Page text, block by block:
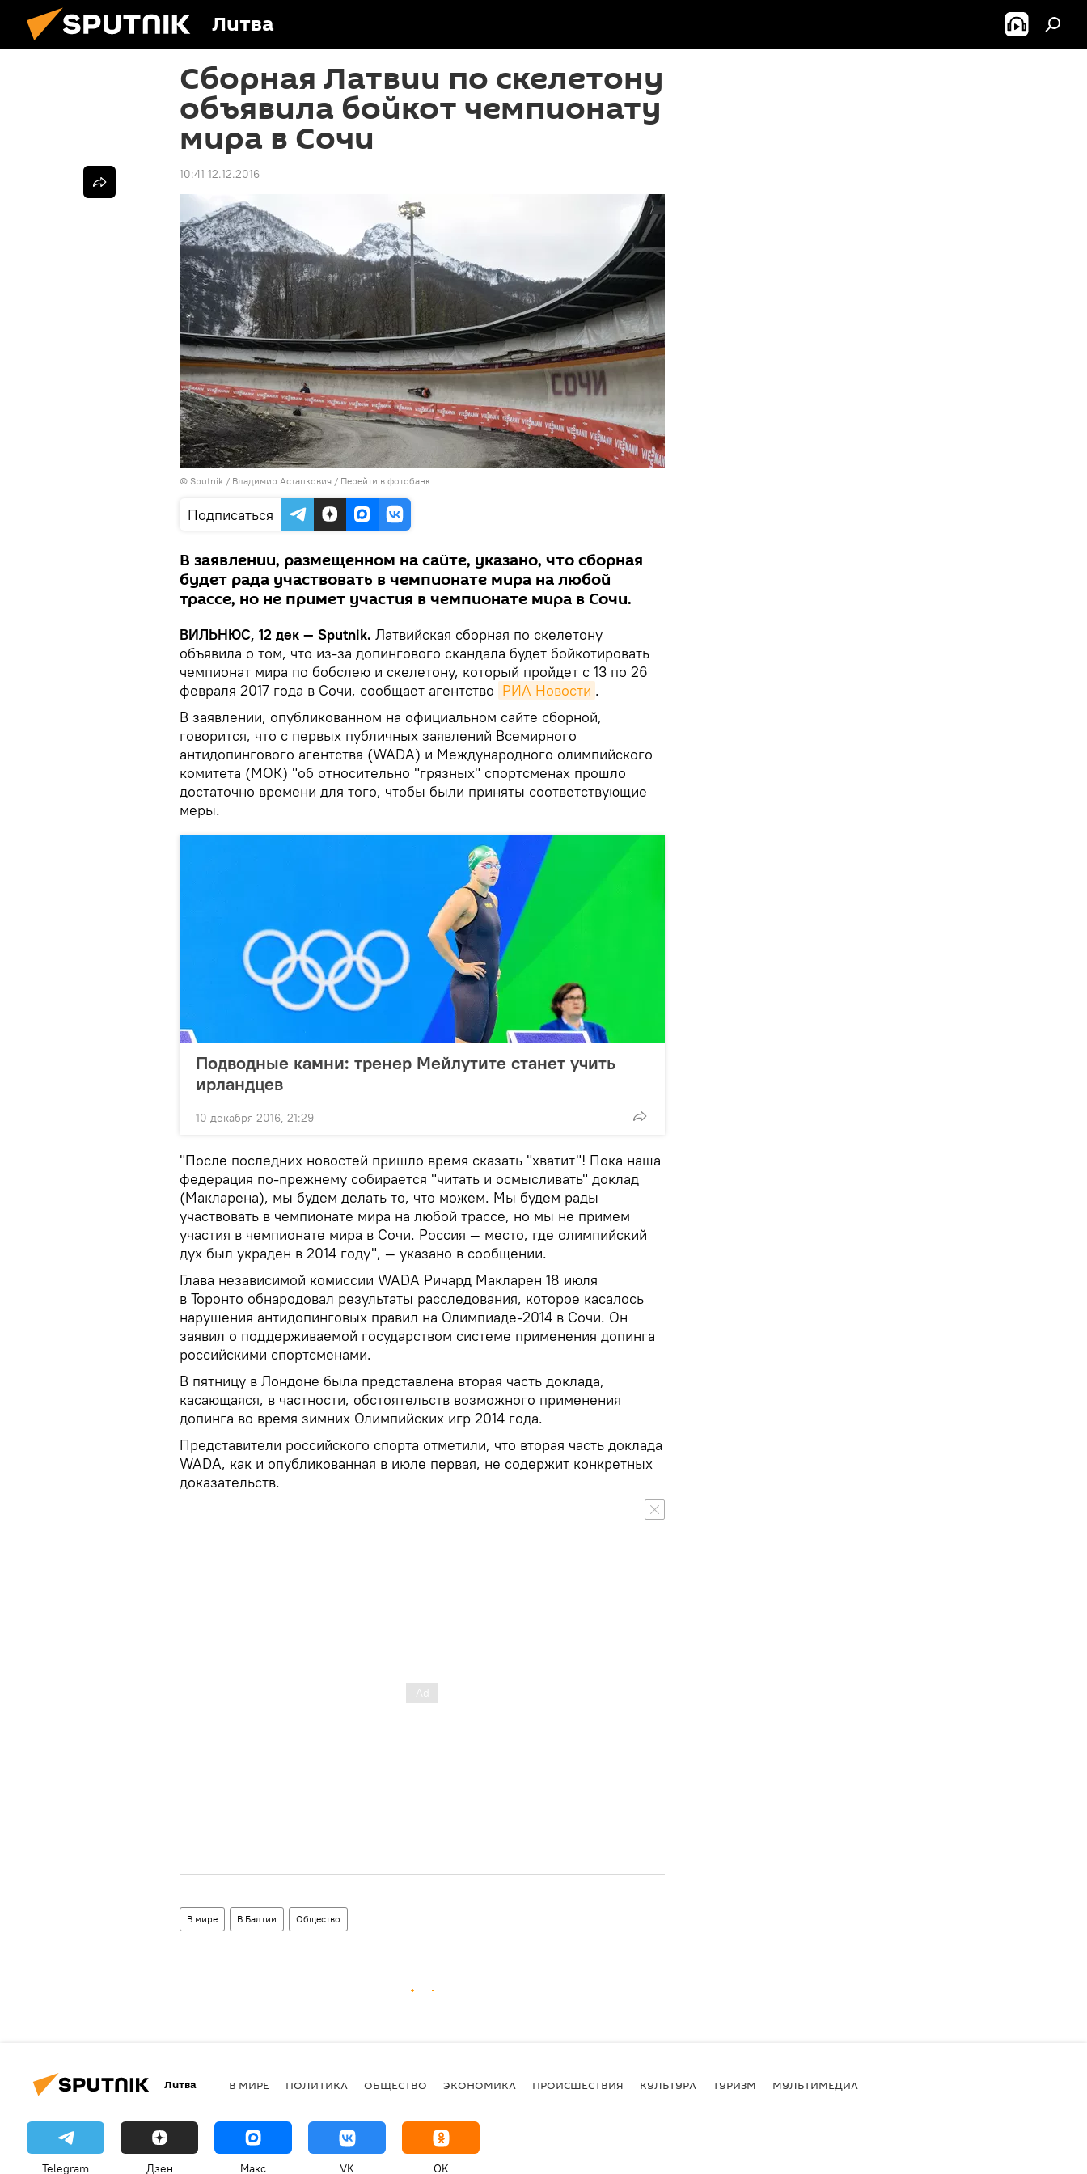
Литва
Сборная Латвии по скелетону
объявила бойкот чемпионату
мира в Сочи
10:41 12.12.2016
© Sputnik / Владимир Астапкович / Перейти в фотобанк
Подписаться
В заявлении, размещенном на сайте, указано, что сборная
будет рада участвовать в чемпионате мира на любой
трассе, но не примет участия в чемпионате мира в Сочи.
ВИЛЬНЮС, 12 дек — Sputnik. Латвийская сборная по скелетону
объявила о том, что из-за допингового скандала будет бойкотировать
чемпионат мира по бобслею и скелетону, который пройдет с 13 по 26
февраля 2017 года в Сочи, сообщает агентство РИА Новости .
В заявлении, опубликованном на официальном сайте сборной,
говорится, что с первых публичных заявлений Всемирного
антидопингового агентства (WADA) и Международного олимпийского
комитета (МОК) "об относительно "грязных" спортсменах прошло
достаточно времени для того, чтобы были приняты соответствующие
меры.
Подводные камни: тренер Мейлутите станет учить
ирландцев
10 декабря 2016, 21:29
"После последних новостей пришло время сказать "хватит"! Пока наша
федерация по-прежнему собирается "читать и осмысливать" доклад
(Макларена), мы будем делать то, что можем. Мы будем рады
участвовать в чемпионате мира на любой трассе, но мы не примем
участия в чемпионате мира в Сочи. Россия — место, где олимпийский
дух был украден в 2014 году", — указано в сообщении.
Глава независимой комиссии WADA Ричард Макларен 18 июля
в Торонто обнародовал результаты расследования, которое касалось
нарушения антидопинговых правил на Олимпиаде-2014 в Сочи. Он
заявил о поддерживаемой государством системе применения допинга
российскими спортсменами.
В пятницу в Лондоне была представлена вторая часть доклада,
касающаяся, в частности, обстоятельств возможного применения
допинга во время зимних Олимпийских игр 2014 года.
Представители российского спорта отметили, что вторая часть доклада
WADA, как и опубликованная в июле первая, не содержит конкретных
доказательств.
В мире В Балтии Общество
Литва В МИРЕ ПОЛИТИКА ОБЩЕСТВО ЭКОНОМИКА ПРОИСШЕСТВИЯ КУЛЬТУРА ТУРИЗМ МУЛЬТИМЕДИА
Telegram Дзен Макс VK OK